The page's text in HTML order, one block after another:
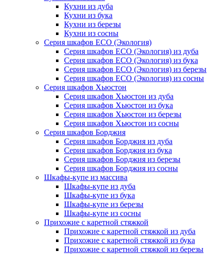
Кухни из дуба
Кухни из бука
Кухни из березы
Кухни из сосны
Серия шкафов ECO (Экология)
Серия шкафов ECO (Экология) из дуба
Серия шкафов ECO (Экология) из бука
Серия шкафов ECO (Экология) из березы
Серия шкафов ECO (Экология) из сосны
Серия шкафов Хьюстон
Серия шкафов Хьюстон из дуба
Серия шкафов Хьюстон из бука
Серия шкафов Хьюстон из березы
Серия шкафов Хьюстон из сосны
Серия шкафов Борджия
Серия шкафов Борджия из дуба
Серия шкафов Борджия из бука
Серия шкафов Борджия из березы
Серия шкафов Борджия из сосны
Шкафы-купе из массива
Шкафы-купе из дуба
Шкафы-купе из бука
Шкафы-купе из березы
Шкафы-купе из сосны
Прихожие с каретной стяжкой
Прихожие с каретной стяжкой из дуба
Прихожие с каретной стяжкой из бука
Прихожие с каретной стяжкой из березы